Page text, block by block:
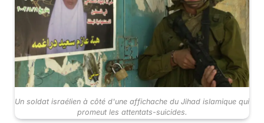
Un soldat israélien à côté d'une affichache du Jihad islamique qui
promeut les attentats-suicides.